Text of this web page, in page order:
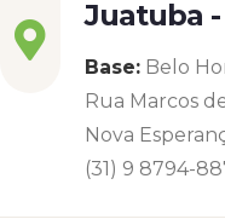
Juatuba -
Base: Belo
Rua Marcos
Nova
(31) 9 8794-